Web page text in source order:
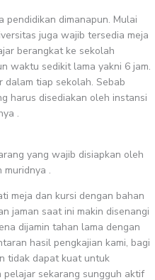
pendidikan dimanapun. Mulai
juga wajib tersedia meja
berangkat ke sekolah
waktu sedikit lama yakni 6 jam.
dalam tiap sekolah. Sebab
harus disediakan oleh instansi
.
yang wajib disiapkan oleh
muridnya .
meja dan kursi dengan bahan
jaman saat ini makin disenangi
dijamin tahan lama dengan
hasil pengkajian kami, bagi
tidak dapat kuat untuk
sekarang sungguh aktif